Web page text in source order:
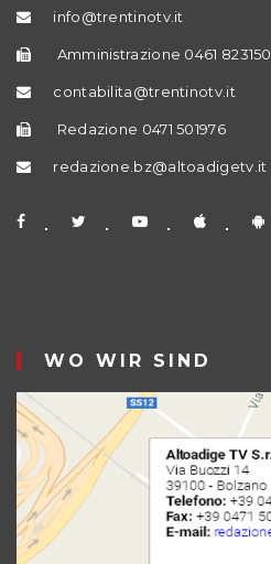
info@trentinotv.it
Amministrazione 0461 823150
contabilita@trentinotv.it
Redazione 0471 501976
redazione.bz@altoadigetv.it
WO WIR SIND